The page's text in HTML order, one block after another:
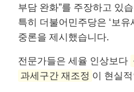
부담 완화”를 주장하고 있
특히 더불어민주당은 ‘보
중론을 제시했습니다.
전문가들은 세율 인상보다
과세구간 재조정 이 현실